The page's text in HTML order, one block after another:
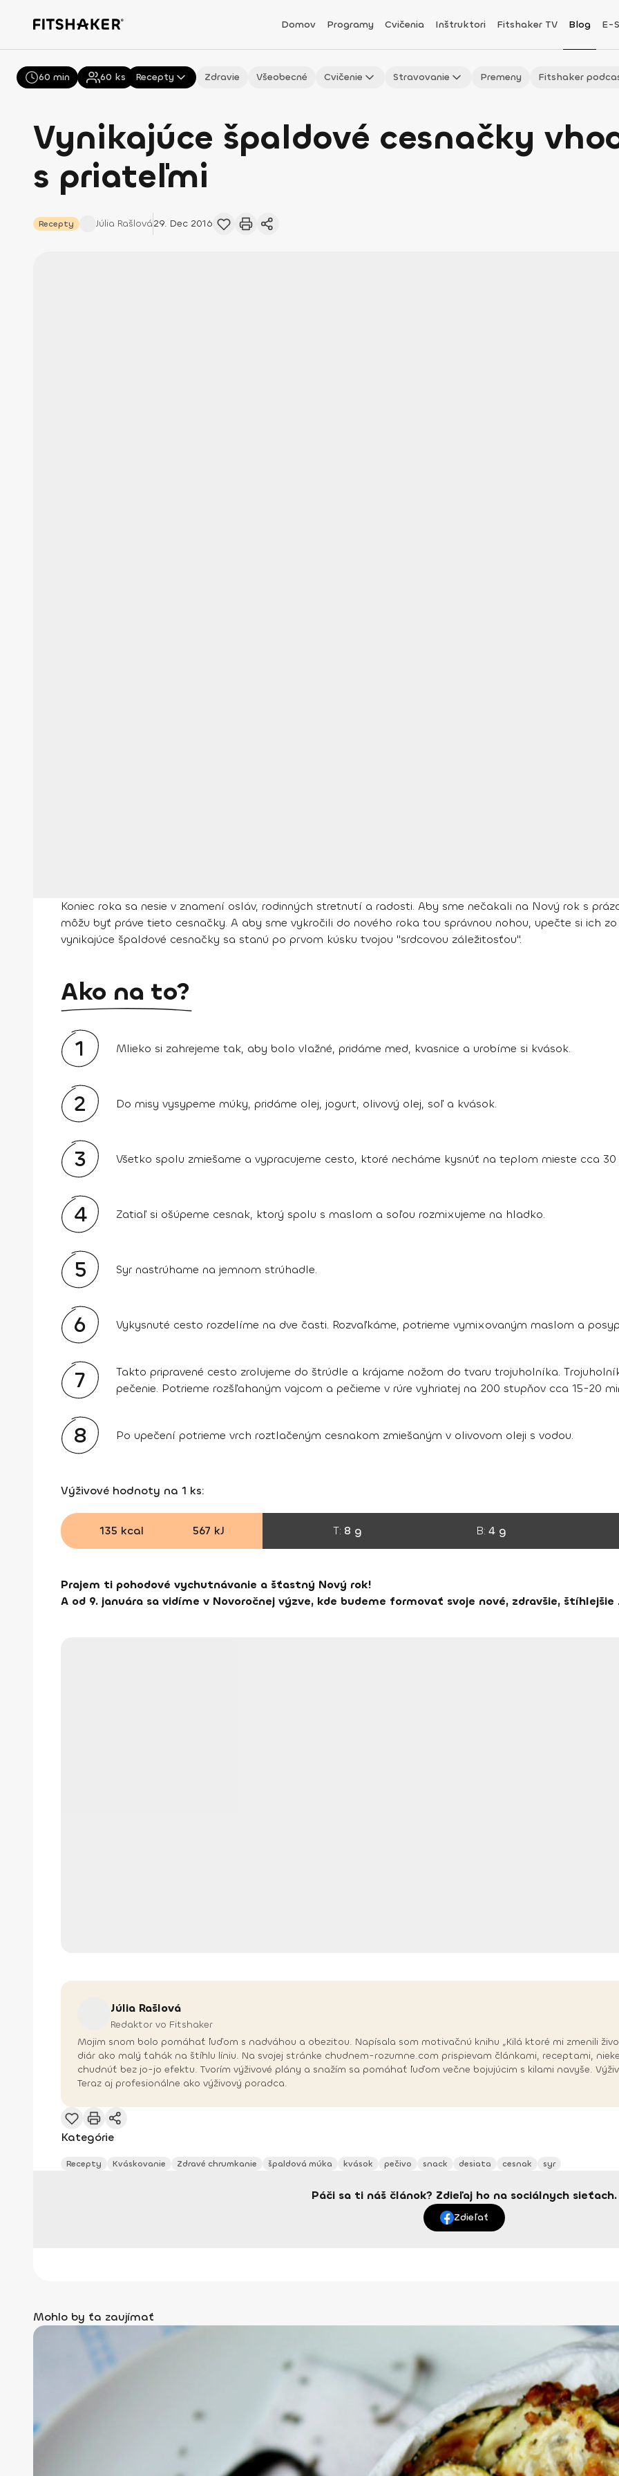
Domov Programy Cvičenia Inštruktori Fitshaker TV Blog E-
Všetky Recepty Zdravie Všeobecné Cvičenie Stravovanie Premeny Fitshaker
Vynikajúce špaldové cesnačky
s priateľmi
Recepty Júlia Rašlová29. Dec 2016
60 min 60 ks
Koniec roka sa nesie v znamení osláv, rodinných stretnutí a radosti. Aby sme nečakali na Nový rok s
môžu byť práve tieto cesnačky. A aby sme vykročili do nového roka tou správnou nohou, upečte si ich
vynikajúce špaldové cesnačky sa stanú po prvom kúsku tvojou "srdcovou záležitosťou".
Ako na to?
1 Mlieko si zahrejeme tak, aby bolo vlažné, pridáme med, kvasnice a urobíme si kvások.
2 Do misy vysypeme múky, pridáme olej, jogurt, olivový olej, soľ a kvások.
3 Všetko spolu zmiešame a vypracujeme cesto, ktoré necháme kysnúť na teplom mieste cca 30
4 Zatiaľ si ošúpeme cesnak, ktorý spolu s maslom a soľou rozmixujeme na hladko.
5 Syr nastrúhame na jemnom strúhadle.
6 Vykysnuté cesto rozdelíme na dve časti. Rozvaľkáme, potrieme vymixovaným maslom a
7
Takto pripravené cesto zrolujeme do štrúdle a krájame nožom do tvaru trojuholníka.
pečenie. Potrieme rozšľahaným vajcom a pečieme v rúre vyhriatej na 200 stupňov cca 15-20
8 Po upečení potrieme vrch roztlačeným cesnakom zmiešaným v olivovom oleji s vodou.
Výživové hodnoty na 1 ks:
135 kcal 567 kJ T: 8 g B: 4 g
Prajem ti pohodové vychutnávanie a šťastný Nový rok!
A od 9. januára sa vidíme v Novoročnej výzve, kde budeme formovať svoje nové, zdravšie, štíhlejšie
Júlia Rašlová
Redaktor vo Fitshaker
Mojim snom bolo pomáhať ľuďom s nadváhou a obezitou. Napísala som motivačnú knihu „Kilá ktoré mi zmenili
diár ako malý ťahák na štíhlu líniu. Na svojej stránke chudnem-rozumne.com prispievam článkami, receptami,
chudnúť bez jo-jo efektu. Tvorím výživové plány a snažím sa pomáhať ľuďom večne bojujúcim s kilami navyše.
Teraz aj profesionálne ako výživový poradca.
Kategórie
Recepty Kváskovanie Zdravé chrumkanie špaldová múka kvások pečivo snack desiata cesnak syr
Páči sa ti náš článok? Zdieľaj ho na sociálnych sieťach.
Zdieľať
Mohlo by ťa zaujímať